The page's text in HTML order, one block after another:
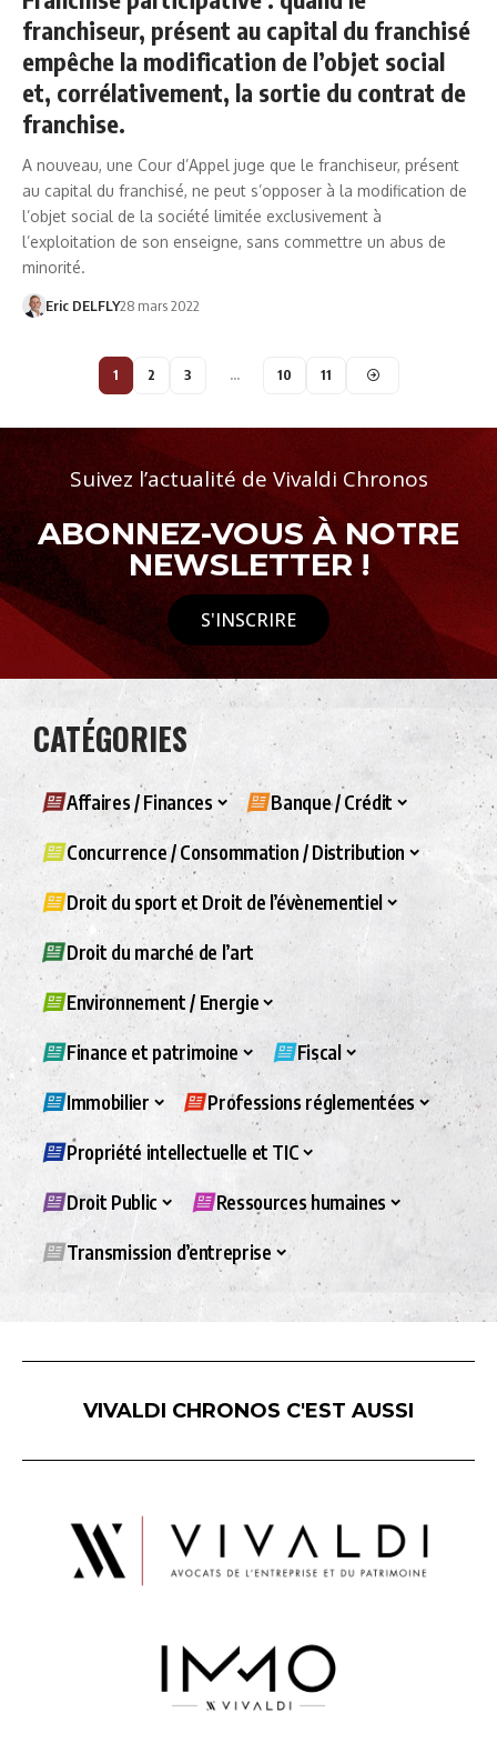
franchiseur, présent au capital du franchisé
empêche la modification de l’objet social
et, corrélativement, la sortie du contrat de
franchise.
A nouveau, une Cour d’Appel juge que le franchiseur, présent
au capital du franchisé, ne peut s’opposer à la modification de
l’objet social de la société limitée exclusivement à
l’exploitation de son enseigne, sans commettre un abus de
minorité.
Eric DELFLY28 mars 2022
1 2 3 … 10 11
Suivez l’actualité de Vivaldi Chronos
ABONNEZ-VOUS À NOTRE
NEWSLETTER !
S'INSCRIRE
CATÉGORIES
Affaires / Finances Banque / Crédit
Concurrence / Consommation / Distribution
Droit du sport et Droit de l’évènementiel
Droit du marché de l’art
Environnement / Energie
Finance et patrimoine Fiscal
Immobilier Professions réglementées
Propriété intellectuelle et TIC
Droit Public Ressources humaines
Transmission d’entreprise
VIVALDI CHRONOS C'EST AUSSI